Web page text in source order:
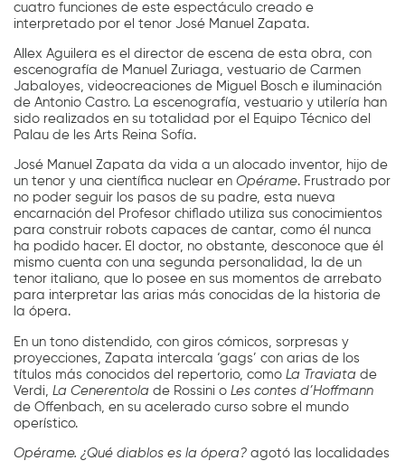
cuatro funciones de este espectáculo creado e
interpretado por el tenor José Manuel Zapata.
Allex Aguilera es el director de escena de esta obra, con
escenografía de Manuel Zuriaga, vestuario de Carmen
Jabaloyes, videocreaciones de Miguel Bosch e iluminación
de Antonio Castro. La escenografía, vestuario y utilería han
sido realizados en su totalidad por el Equipo Técnico del
Palau de les Arts Reina Sofía.
José Manuel Zapata da vida a un alocado inventor, hijo de
un tenor y una científica nuclear enOpérame. Frustrado por
no poder seguir los pasos de su padre, esta nueva
encarnación del Profesor chiflado utiliza sus conocimientos
para construir robots capaces de cantar, como él nunca
ha podido hacer. El doctor, no obstante, desconoce que él
mismo cuenta con una segunda personalidad, la de un
tenor italiano, que lo posee en sus momentos de arrebato
para interpretar las arias más conocidas de la historia de
la ópera.
En un tono distendido, con giros cómicos, sorpresas y
proyecciones, Zapata intercala ‘gags’ con arias de los
títulos más conocidos del repertorio, comoLa Traviatade
Verdi,La Cenerentolade Rossini oLes contes d’Hoffmann
de Offenbach, en su acelerado curso sobre el mundo
operístico.
Opérame. ¿Qué diablos es la ópera?agotó las localidades